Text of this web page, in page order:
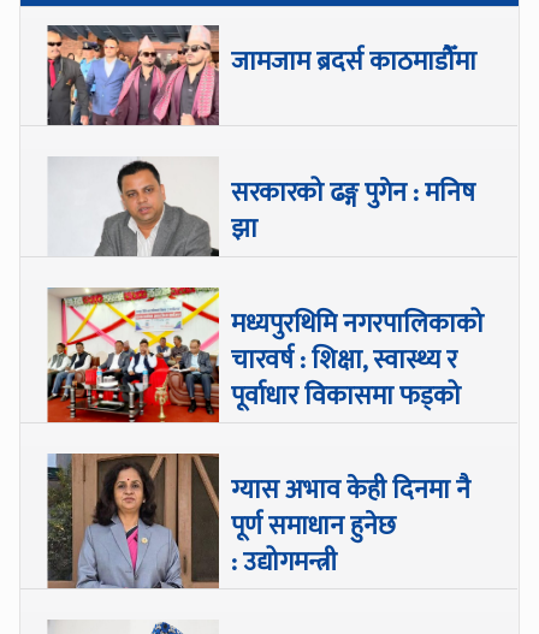
जामजाम ब्रदर्स काठमाडौँमा
सरकारको ढङ्ग पुगेन : मनिष
झा
मध्यपुरथिमि नगरपालिकाको
चारवर्ष : शिक्षा, स्वास्थ्य र
पूर्वाधार विकासमा फड्को
ग्यास अभाव केही दिनमा नै
पूर्ण समाधान हुनेछ
: उद्योगमन्त्री